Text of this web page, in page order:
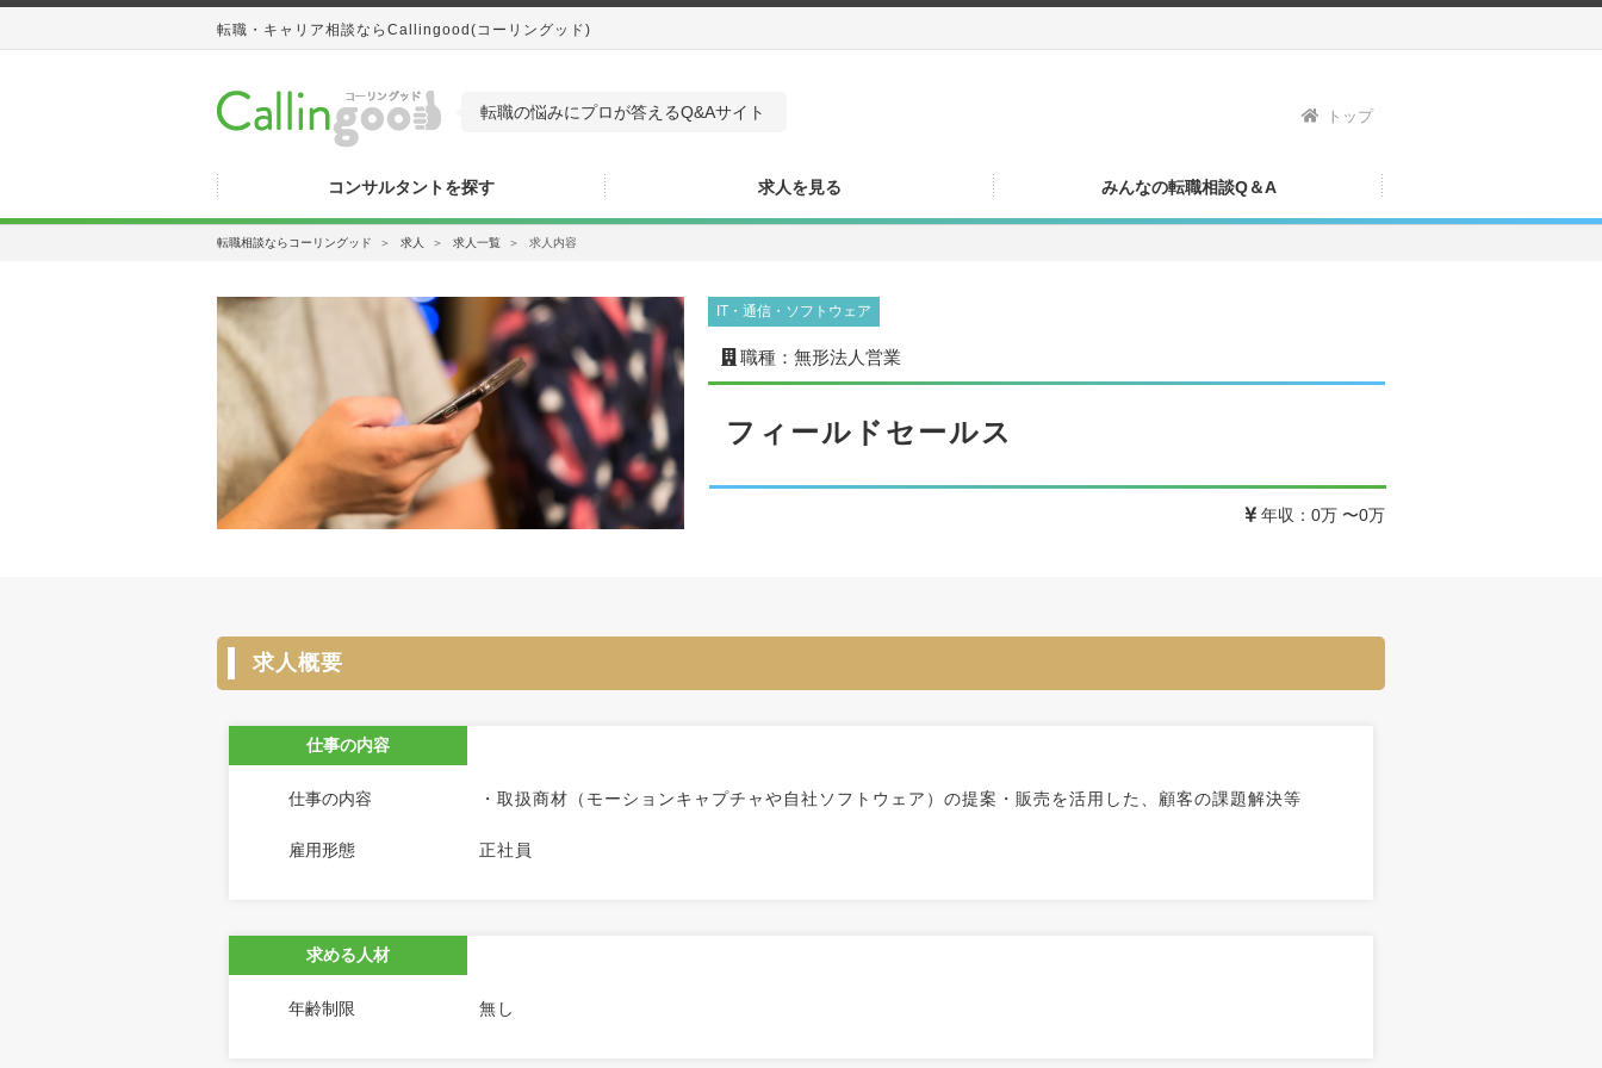
転職・キャリア相談ならCallingood(コーリングッド)
転職の悩みにプロが答えるQ&Aサイト トップ
コンサルタントを探す 求人を見る みんなの転職相談Q＆A
転職相談ならコーリングッド ＞ 求人 ＞ 求人一覧 ＞ 求人内容
IT・通信・ソフトウェア
職種：無形法人営業
フィールドセールス
年収：0万 〜0万
求人概要
仕事の内容
仕事の内容 ・取扱商材（モーションキャプチャや自社ソフトウェア）の提案・販売を活用した、顧客の課題解決等
雇用形態 正社員
求める人材
年齢制限 無し